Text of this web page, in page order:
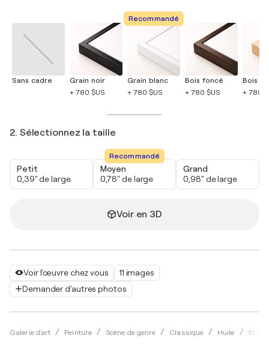
Voir l'œuvre chez vous
11 images
Demander d'autres photos
Galerie d'art Peinture Scène de genre Classique Huile
Sans cadre
Grain noir
+ 780 $US
Recommandé
Grain blanc
+ 780 $US
Bois foncé
+ 780 $US
Bois
+ 780
2. Sélectionnez la taille
Petit
0,39" de large
Recommandé
Moyen
0,78" de large
Grand
0,98" de large
Voir en 3D